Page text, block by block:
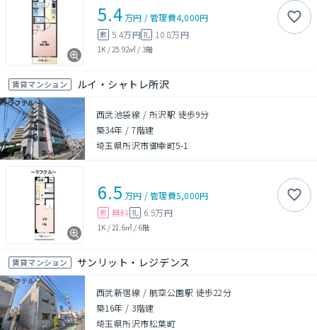
5.4万円 /管理費4,000円
敷 5.4万円礼 10.8万円
1K / 25.92㎡ / 3階
賃貸マンション ルイ・シャトレ所沢
西武池袋線 / 所沢駅 徒歩9分
築34年 /7階建
埼玉県所沢市御幸町5-1
6.5 万円 /管理費5,000円
敷 無料 礼 6.5万円
1K / 21.6㎡ / 6階
賃貸マンション サンリット・レジデンス
西武新宿線 / 航空公園駅 徒歩22分
築16年 / 3階建
埼玉県所沢市松葉町